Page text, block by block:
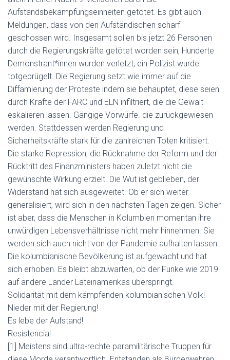
Aufstandsbekämpfungseinheiten getötet. Es gibt auch
Meldungen, dass von den Aufständischen scharf
geschossen wird. Insgesamt sollen bis jetzt 26 Personen
durch die Regierungskräfte getötet worden sein, Hunderte
Demonstrant*innen wurden verletzt, ein Polizist wurde
totgeprügelt. Die Regierung setzt wie immer auf die
Diffamierung der Proteste indem sie behauptet, diese seien
durch Kräfte der FARC und ELN infiltriert, die die Gewalt
eskalieren lassen. Gängige Vorwürfe. die zurückgewiesen
werden. Stattdessen werden Regierung und
Sicherheitskräfte stark für die zahlreichen Toten kritisiert.
Die starke Repression, die Rücknahme der Reform und der
Rücktritt des Finanzministers haben zuletzt nicht die
gewünschte Wirkung erzielt. Die Wut ist geblieben, der
Widerstand hat sich ausgeweitet. Ob er sich weiter
generalisiert, wird sich in den nächsten Tagen zeigen. Sicher
ist aber, dass die Menschen in Kolumbien momentan ihre
unwürdigen Lebensverhältnisse nicht mehr hinnehmen. Sie
werden sich auch nicht von der Pandemie aufhalten lassen.
Die kolumbianische Bevölkerung ist aufgewacht und hat
sich erhoben. Es bleibt abzuwarten, ob der Funke wie 2019
auf andere Länder Lateinamerikas überspringt.
Solidarität mit dem kämpfenden kolumbianischen Volk!
Nieder mit der Regierung!
Es lebe der Aufstand!
Resistencia!
[1] Meistens sind ultra-rechte paramilitärische Truppen für